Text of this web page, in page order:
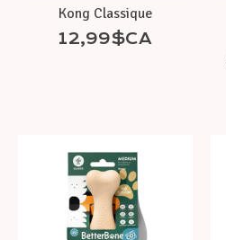
Kong Classique
12,99$CA